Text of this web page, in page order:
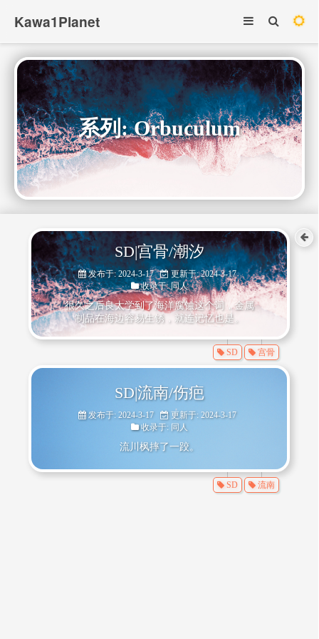
Kawa1Planet
系列: Orbuculum
SD|宫骨/潮汐
发布于: 2024-3-17
更新于: 2024-3-17
收录于:同人
很久之后良太学到了海洋腐蚀这个词，金属
制品在海边容易生锈，就连记忆也是。
SD 宫骨
SD|流南/伤疤
发布于: 2024-3-17
更新于: 2024-3-17
收录于: 同人
流川枫摔了一跤。
SD 流南